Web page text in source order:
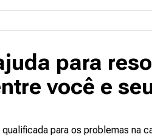
para
você e
para os problemas na